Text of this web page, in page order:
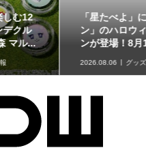
「星たべよ」に「ポケモ
ン」のハロウィンデザイ
ンが登場！8月17日発売
グッズ情報